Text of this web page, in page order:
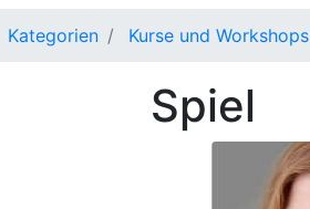
Kategorien Kurse und Workshops
Spiel